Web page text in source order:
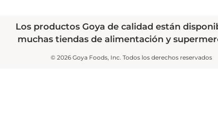
Los productos Goya de calidad están
muchas tiendas de alimentación y
© 2026 Goya Foods, Inc. Todos los derechos reservados